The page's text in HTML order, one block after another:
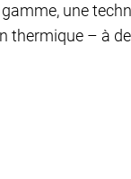
une
thermique – à